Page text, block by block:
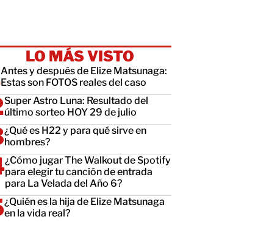
LO MÁS VISTO
Antes y después de Elize Matsunaga:
Estas son FOTOS reales del caso
Super Astro Luna: Resultado del
último sorteo HOY 29 de julio
¿Qué es H22 y para qué sirve en
hombres?
¿Cómo jugar The Walkout de Spotify
para elegir tu canción de entrada
para La Velada del Año 6?
¿Quién es la hija de Elize Matsunaga
en la vida real?